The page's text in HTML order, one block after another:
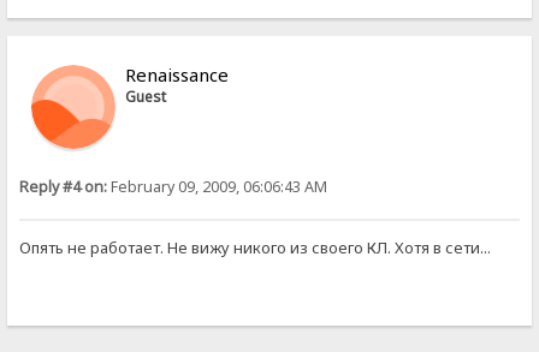
Renaissance
Guest
Reply #4 on:February 09, 2009, 06:06:43 AM
Опять не работает. Не вижу никого из своего КЛ. Хотя в сети...